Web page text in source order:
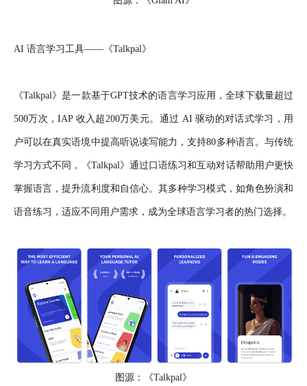
AI 语言学习工具——《Talkpal》
《Talkpal》是一款基于GPT技术的语言学习应用，全球下载量超过
500万次，IAP 收入超200万美元。通过 AI 驱动的对话式学习，用
户可以在真实语境中提高听说读写能力，支持80多种语言。与传统
学习方式不同，《Talkpal》通过口语练习和互动对话帮助用户更快
掌握语言，提升流利度和自信心。其多种学习模式，如角色扮演和
语音练习，适应不同用户需求，成为全球语言学习者的热门选择。
图源：《Talkpal》